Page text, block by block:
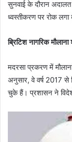
सुनवाई के दौरान
ध्वस्तीकरण पर रोक
ब्रिटिश नागरिक
मदरसा प्रकरण में
अनुसार, वे वर्ष 2017 से
चुके हैं। प्रशासन ने